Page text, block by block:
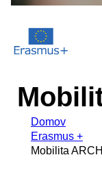
Domov
Erasmus +
Mobilita